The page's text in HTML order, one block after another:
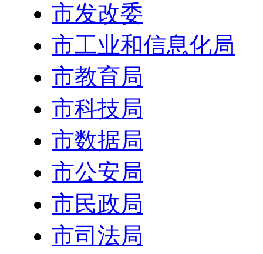
市发改委
市工业和信息化局
市教育局
市科技局
市数据局
市公安局
市民政局
市司法局